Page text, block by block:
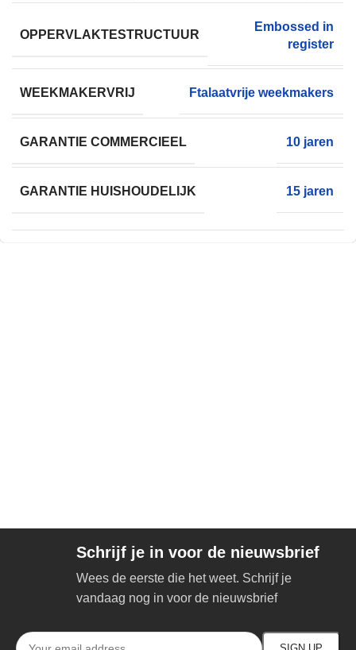
OPPERVLAKTESTRUCTUUR
Embossed in
register
WEEKMAKERVRIJ Ftalaatvrije weekmakers
GARANTIE COMMERCIEEL 10 jaren
GARANTIE HUISHOUDELIJK 15 jaren
Schrijf je in voor de nieuwsbrief
Wees de eerste die het weet. Schrijf je
vandaag nog in voor de nieuwsbrief